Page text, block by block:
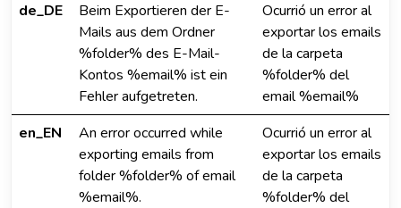
de_DE
Beim Exportieren der E-
Mails aus dem Ordner
%folder% des E-Mail-
Kontos %email% ist ein
Fehler aufgetreten.
Ocurrió un error al
exportar los emails
de la carpeta
%folder% del
email %email%
en_EN
An error occurred while
exporting emails from
folder %folder% of email
%email%.
Ocurrió un error al
exportar los emails
de la carpeta
%folder% del